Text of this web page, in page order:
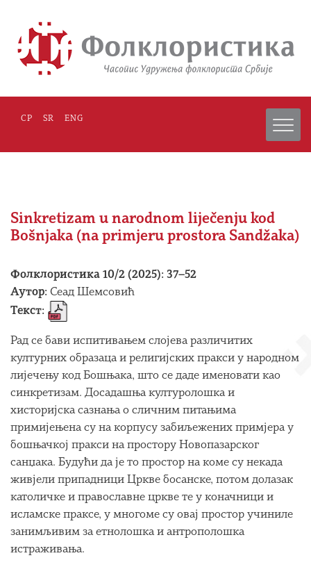
СР SR ENG
Sinkretizam u narodnom liječenju kod
Bošnjaka (na primjeru prostora Sandžaka)
Фолклористика 10/2 (2025): 37–52
Аутор: Сеад Шемсовић
Текст:
Рад се бави испитивањем слојева различитих
културних образаца и религијских пракси у народном
лијечењу код Бошњака, што се даде именовати као
синкретизам. Досадашња културолошка и
хисторијска сазнања о сличним питањима
примијењена су на корпусу забиљежених примјера у
бошњачкој пракси на простору Новопазарског
санџака. Будући да је то простор на коме су некада
живјели припадници Цркве босанске, потом долазак
католичке и православне цркве те у коначници и
исламске праксе, у многоме су овај простор учиниле
занимљивим за етнолошка и антрополошка
истраживања.